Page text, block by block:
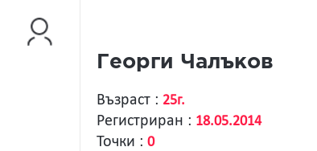
Георги Чалъков
Възраст : 25г.
Регистриран : 18.05.2014
Точки : 0